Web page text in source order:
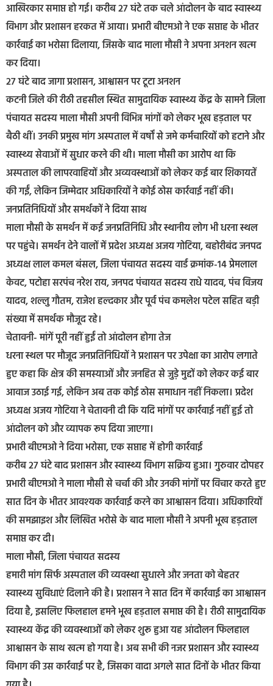
आखिरकार समाप्त हो गई। करीब 27 घंटे तक चले आंदोलन के बाद स्वास्थ्य
विभाग और प्रशासन हरकत में आया। प्रभारी बीएमओ ने एक सप्ताह के भीतर
कार्रवाई का भरोसा दिलाया, जिसके बाद माला मौसी ने अपना अनशन खत्म
कर दिया।
27 घंटे बाद जागा प्रशासन, आश्वासन पर टूटा अनशन
कटनी जिले की रीठी तहसील स्थित सामुदायिक स्वास्थ्य केंद्र के सामने जिला
पंचायत सदस्य माला मौसी अपनी विभिन्न मांगों को लेकर भूख हड़ताल पर
बैठी थीं। उनकी प्रमुख मांग अस्पताल में वर्षों से जमे कर्मचारियों को हटाने और
स्वास्थ्य सेवाओं में सुधार करने की थी। माला मौसी का आरोप था कि
अस्पताल की लापरवाहियों और अव्यवस्थाओं को लेकर कई बार शिकायतें
की गईं, लेकिन जिम्मेदार अधिकारियों ने कोई ठोस कार्रवाई नहीं की।
जनप्रतिनिधियों और समर्थकों ने दिया साथ
माला मौसी के समर्थन में कई जनप्रतिनिधि और स्थानीय लोग भी धरना स्थल
पर पहुंचे। समर्थन देने वालों में प्रदेश अध्यक्ष अजय गोटिया, बहोरीबंद जनपद
अध्यक्ष लाल कमल बंसल, जिला पंचायत सदस्य वार्ड क्रमांक-14 प्रेमलाल
केवट, पटोहा सरपंच नरेश राय, जनपद पंचायत सदस्य राधे यादव, पंच विजय
यादव, शल्लु गौतम, राजेश हल्दकार और पूर्व पंच कमलेश पटेल सहित बड़ी
संख्या में समर्थक मौजूद रहे।
चेतावनी- मांगें पूरी नहीं हुईं तो आंदोलन होगा तेज
धरना स्थल पर मौजूद जनप्रतिनिधियों ने प्रशासन पर उपेक्षा का आरोप लगाते
हुए कहा कि क्षेत्र की समस्याओं और जनहित से जुड़े मुद्दों को लेकर कई बार
आवाज उठाई गई, लेकिन अब तक कोई ठोस समाधान नहीं निकला। प्रदेश
अध्यक्ष अजय गोटिया ने चेतावनी दी कि यदि मांगों पर कार्रवाई नहीं हुई तो
आंदोलन को और व्यापक रूप दिया जाएगा।
प्रभारी बीएमओ ने दिया भरोसा, एक सप्ताह में होगी कार्रवाई
करीब 27 घंटे बाद प्रशासन और स्वास्थ्य विभाग सक्रिय हुआ। गुरुवार दोपहर
प्रभारी बीएमओ ने माला मौसी से चर्चा की और उनकी मांगों पर विचार करते हुए
सात दिन के भीतर आवश्यक कार्रवाई करने का आश्वासन दिया। अधिकारियों
की समझाइश और लिखित भरोसे के बाद माला मौसी ने अपनी भूख हड़ताल
समाप्त कर दी।
माला मौसी, जिला पंचायत सदस्य
हमारी मांग सिर्फ अस्पताल की व्यवस्था सुधारने और जनता को बेहतर
स्वास्थ्य सुविधाएं दिलाने की है। प्रशासन ने सात दिन में कार्रवाई का आश्वासन
दिया है, इसलिए फिलहाल हमने भूख हड़ताल समाप्त की है। रीठी सामुदायिक
स्वास्थ्य केंद्र की व्यवस्थाओं को लेकर शुरू हुआ यह आंदोलन फिलहाल
आश्वासन के साथ खत्म हो गया है। अब सभी की नजर प्रशासन और स्वास्थ्य
विभाग की उस कार्रवाई पर है, जिसका वादा अगले सात दिनों के भीतर किया